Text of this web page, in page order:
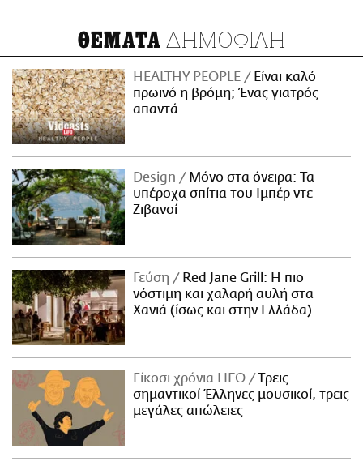
ΘΕΜΑΤΑ ΔΗΜΟΦΙΛΗ
HEALTHY PEOPLE
Είναι καλό
πρωινό η βρόμη; Ένας γιατρός
απαντά
Design
Μόνο στα όνειρα: Τα
υπέροχα σπίτια του Ιμπέρ ντε
Ζιβανσί
Γεύση
Red Jane Grill: Η πιο
νόστιμη και χαλαρή αυλή στα
Χανιά (ίσως και στην Ελλάδα)
Είκοσι χρόνια LIFO
Tρεις
σημαντικοί Έλληνες μουσικοί, τρεις
μεγάλες απώλειες